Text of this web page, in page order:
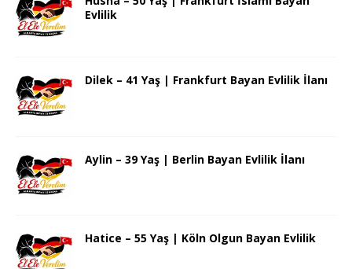
Evlilik
Dilek – 41 Yaş | Frankfurt Bayan Evlilik İlanı
Aylin – 39 Yaş | Berlin Bayan Evlilik İlanı
Hatice – 55 Yaş | Köln Olgun Bayan Evlilik